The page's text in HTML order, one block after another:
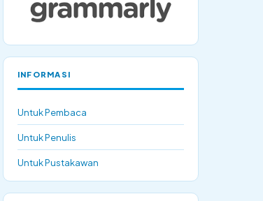
INFORMASI
Untuk Pembaca
Untuk Penulis
Untuk Pustakawan